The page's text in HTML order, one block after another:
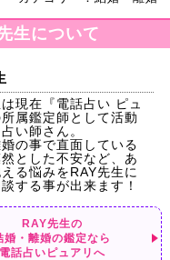
生について
現在『電話占い ピュ
属鑑定師として活動
い師さん。
の事で直面している
とした不安など、あ
る悩みをRAY先生に
する事が出来ます！
RAY先生の
婚・離婚の鑑定なら
電話占いピュアリへ